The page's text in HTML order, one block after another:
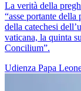
La verità della
“asse portante
della catechesi
vaticana, la quinta
Concilium”.
Udienza Papa